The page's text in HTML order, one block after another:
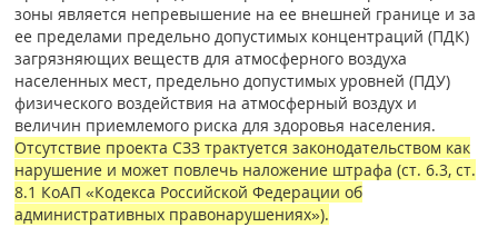
зоны является непревышение на ее внешней границе и за
ее пределами предельно допустимых концентраций (ПДК)
загрязняющих веществ для атмосферного воздуха
населенных мест, предельно допустимых уровней (ПДУ)
физического воздействия на атмосферный воздух и
величин приемлемого риска для здоровья населения.
Отсутствие проекта СЗЗ трактуется законодательством как
нарушение и может повлечь наложение штрафа (ст. 6.3, ст.
8.1 КоАП «Кодекса Российской Федерации об
административных правонарушениях»).